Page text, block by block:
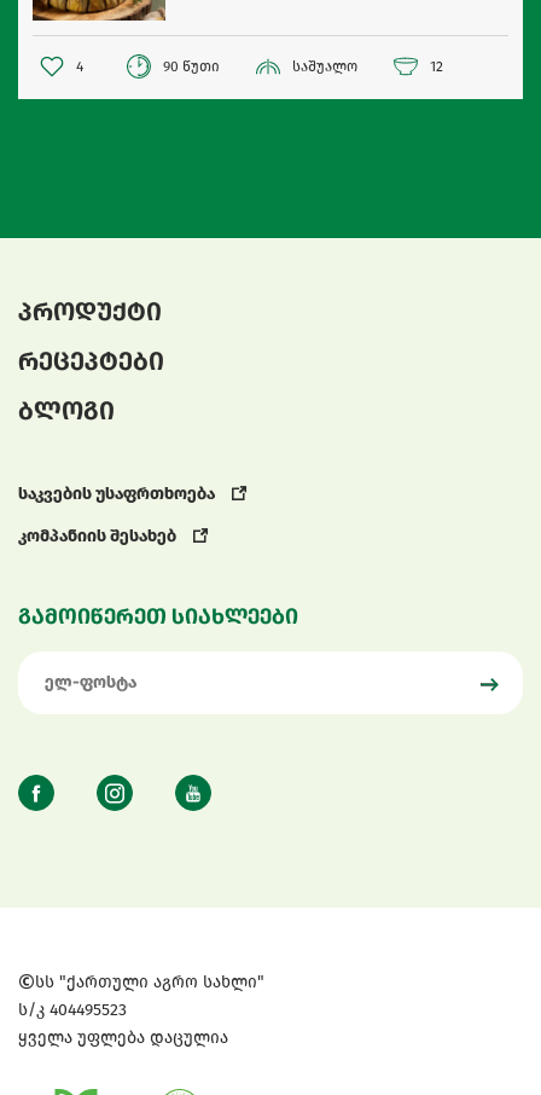
4 90 წუთი საშუალო 12
პროდუქტი
რეცეპტები
ბლოგი
საკვების უსაფრთხოება
კომპანიის შესახებ
გამოიწერეთ სიახლეები
სს "ქართული აგრო სახლი"
ს/კ 404495523
ყველა უფლება დაცულია